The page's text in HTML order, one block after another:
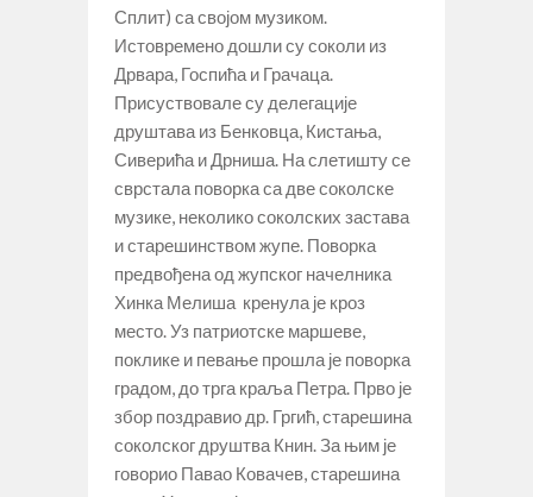
Сплит) са својом музиком.
Истовремено дошли су соколи из
Дрвара, Госпића и Грачаца.
Присуствовале су делегације
друштава из Бенковца, Кистања,
Сиверића и Дрниша. На слетишту се
сврстала поворка са две соколске
музике, неколико соколских застава
и старешинством жупе. Поворка
предвођена од жупског начелника
Хинка Мелиша кренула је кроз
место. Уз патриотске маршеве,
поклике и певање прошла је поворка
градом, до трга краља Петра. Прво је
збор поздравио др. Гргић, старешина
соколског друштва Книн. За њим је
говорио Павао Ковачев, старешина